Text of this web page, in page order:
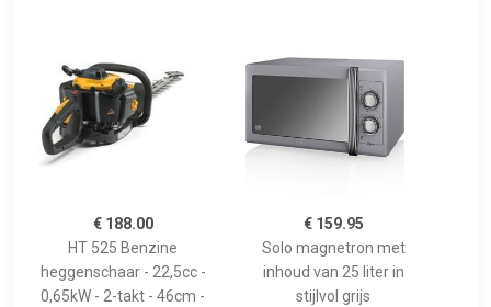
€ 188.00
HT 525 Benzine
heggenschaar - 22,5cc -
0,65kW - 2-takt - 46cm -
€ 159.95
Solo magnetron met
inhoud van 25 liter in
stijlvol grijs